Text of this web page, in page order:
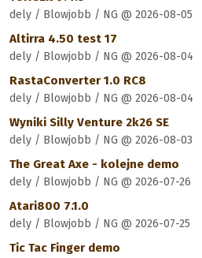
dely / Blowjobb / NG @ 2026-08-05
Altirra 4.50 test 17
dely / Blowjobb / NG @ 2026-08-04
RastaConverter 1.0 RC8
dely / Blowjobb / NG @ 2026-08-04
Wyniki Silly Venture 2k26 SE
dely / Blowjobb / NG @ 2026-08-03
The Great Axe - kolejne demo
dely / Blowjobb / NG @ 2026-07-26
Atari800 7.1.0
dely / Blowjobb / NG @ 2026-07-25
Tic Tac Finger demo